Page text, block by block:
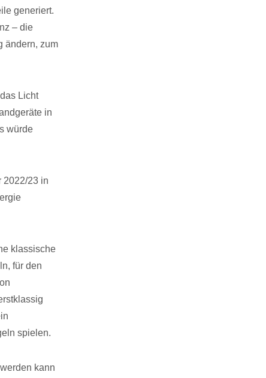
generiert.
– die
ändern, zum
Licht
in
würde
2022/23 in
klassische
für den
spielen.
kann